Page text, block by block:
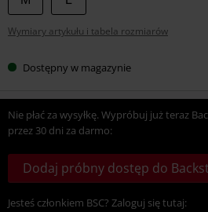
swój
rozmiar
Wymiary artykułu i tabela rozmiarów
Dostępny w magazynie
Nie płać za wysyłkę. Wypróbuj już teraz
przez 30 dni za darmo:
Dodaj próbny dostęp do
Jesteś członkiem BSC? Zaloguj się tutaj: